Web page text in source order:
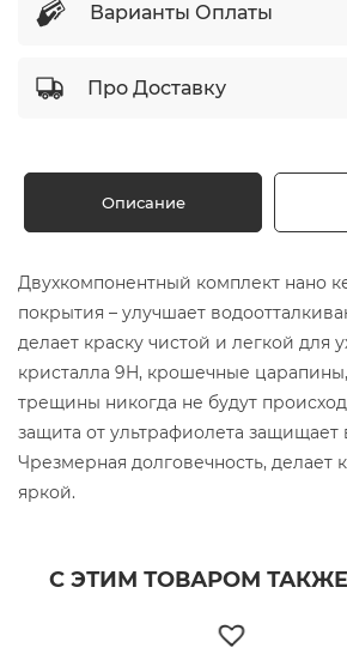
Варианты Оплаты
Про Доставку
Описание
Двухкомпонентный комплект нано
покрытия – улучшает
делает краску чистой и легкой для
кристалла 9H, крошечные
трещины никогда не будут
защита от ультрафиолета защищает
Чрезмерная долговечность, делает
яркой.
С ЭТИМ ТОВАРОМ